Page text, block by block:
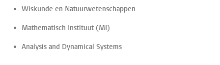
Wiskunde en Natuurwetenschappen
Mathematisch Instituut (MI)
Analysis and Dynamical Systems